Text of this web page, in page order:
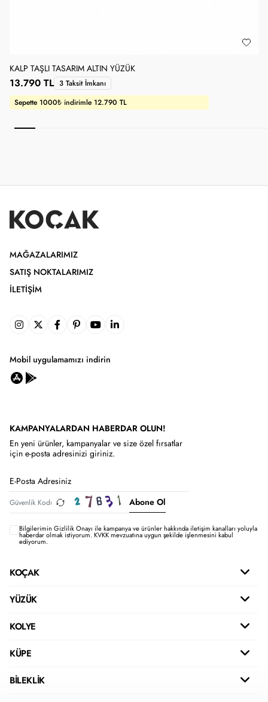
KALP TAŞLI TASARIM ALTIN YÜZÜK
Sepette 1000₺ indirimle 12.790 TL
13.790 TL 3 Taksit İmkanı
MAĞAZALARIMIZ
SATIŞ NOKTALARIMIZ
İLETIŞIM
Mobil uygulamamızı indirin
KAMPANYALARDAN HABERDAR OLUN!
En yeni ürünler, kampanyalar ve size özel fırsatlar
için e-posta adresinizi giriniz.
Abone Ol
Bilgilerimin Gizlilik Onayı ile kampanya ve ürünler hakkında iletişim kanalları yoluyla
haberdar olmak istiyorum.KVKK mevzuatına uygun şekilde işlenmesini kabul
ediyorum.
KOÇAK
YÜZÜK
KOLYE
KÜPE
BİLEKLİK